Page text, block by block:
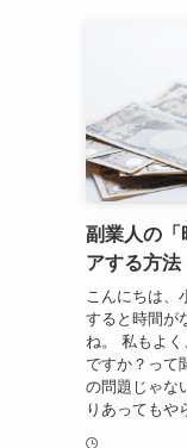
副業人の「
アする方法
こんにちは、
すると時間が
ね。 私もよ
ですか？って
の問題じゃな
りあってもや